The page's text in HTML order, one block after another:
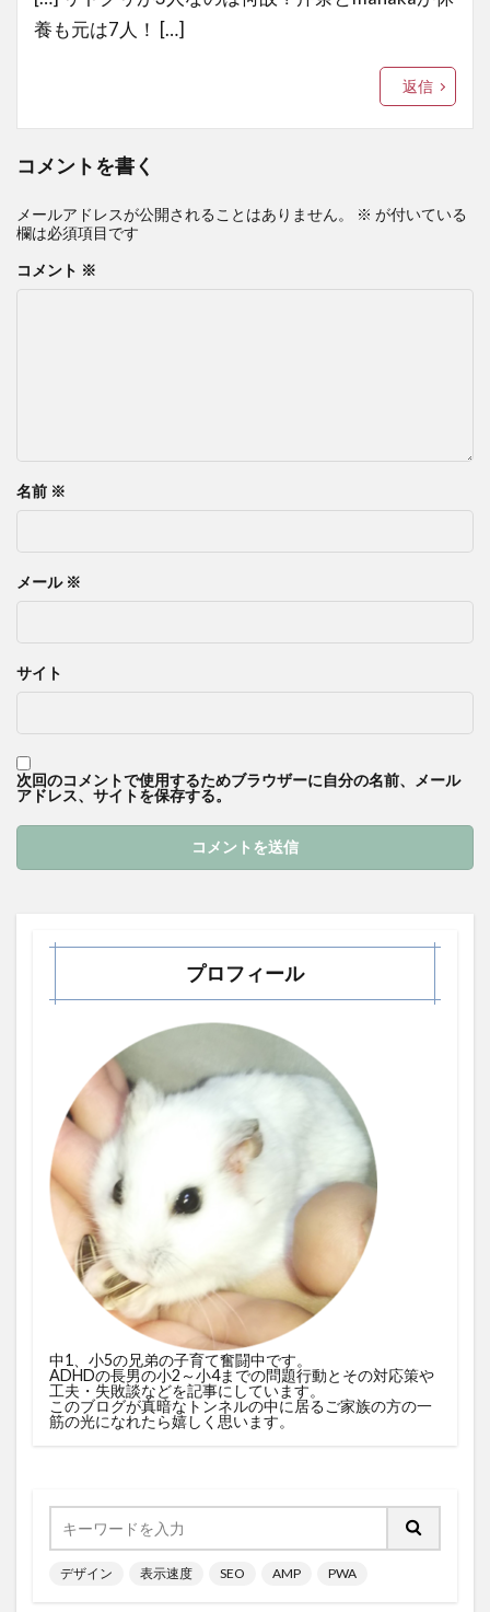
養も元は7人！ […]
返信
コメントを書く
メールアドレスが公開されることはありません。 ※ が付いている
欄は必須項目です
コメント ※
名前 ※
メール ※
サイト
次回のコメントで使用するためブラウザーに自分の名前、メール
アドレス、サイトを保存する。
プロフィール
中1、小5の兄弟の子育て奮闘中です。
ADHDの長男の小2～小4までの問題行動とその対応策や
工夫・失敗談などを記事にしています。
このブログが真暗なトンネルの中に居るご家族の方の一
筋の光になれたら嬉しく思います。
デザイン 表示速度 SEO AMP PWA